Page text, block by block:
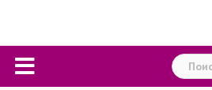
Найти: